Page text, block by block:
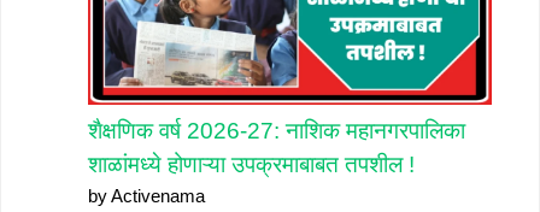
शैक्षणिक वर्ष 2026-27: नाशिक महानगरपालिका
शाळांमध्ये होणाऱ्या उपक्रमाबाबत तपशील !
by Activenama